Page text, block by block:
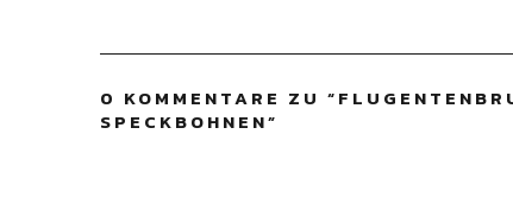
0 KOMMENTARE ZU “
SPECKBOHNEN”